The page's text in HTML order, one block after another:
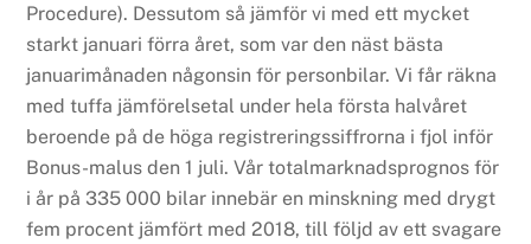
Procedure). Dessutom så jämför vi med ett mycket
starkt januari förra året, som var den näst bästa
januarimånaden någonsin för personbilar. Vi får räkna
med tuffa jämförelsetal under hela första halvåret
beroende på de höga registreringssiffrorna i fjol inför
Bonus-malus den 1 juli. Vår totalmarknadsprognos för
i år på 335 000 bilar innebär en minskning med drygt
fem procent jämfört med 2018, till följd av ett svagare